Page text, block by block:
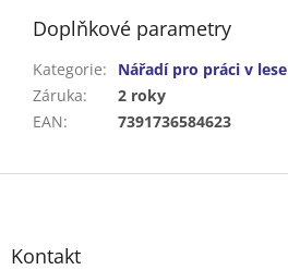
Doplňkové parametry
Kategorie:
Nářadí pro práci v lese
Záruka:
2 roky
EAN: 7391736584623
Z
Kontakt